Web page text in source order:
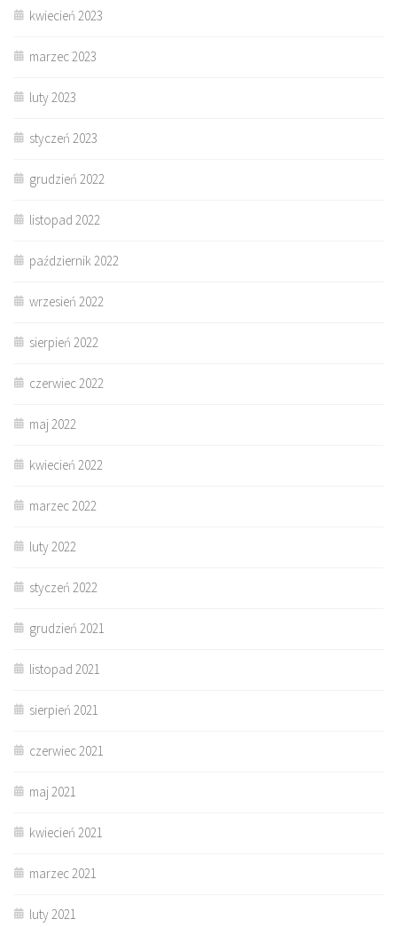
kwiecień 2023
marzec 2023
luty 2023
styczeń 2023
grudzień 2022
listopad 2022
październik 2022
wrzesień 2022
sierpień 2022
czerwiec 2022
maj 2022
kwiecień 2022
marzec 2022
luty 2022
styczeń 2022
grudzień 2021
listopad 2021
sierpień 2021
czerwiec 2021
maj 2021
kwiecień 2021
marzec 2021
luty 2021